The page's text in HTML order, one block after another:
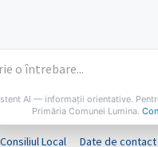
Consiliul Local Date de contact